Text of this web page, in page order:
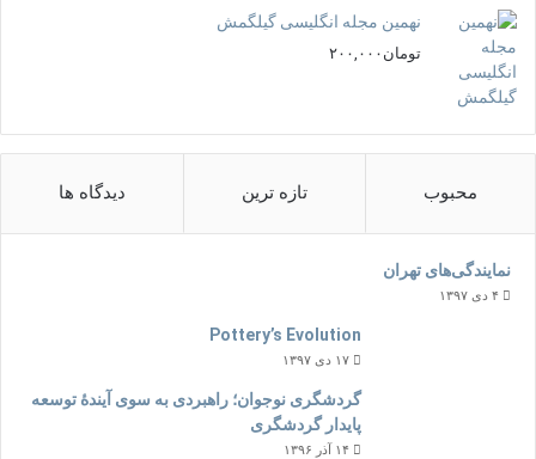
نهمین مجله انگلیسی گیلگمش
تومان ۲۰۰,۰۰۰
محبوب تازه ترین دیدگاه ها
نمایندگی‌های تهران
۴ دی ۱۳۹۷
Pottery’s Evolution
۱۷ دی ۱۳۹۷
گردشگری نوجوان؛ راهبردی به سوی آیندۀ توسعه
پایدار گردشگری
۱۴ آذر ۱۳۹۶